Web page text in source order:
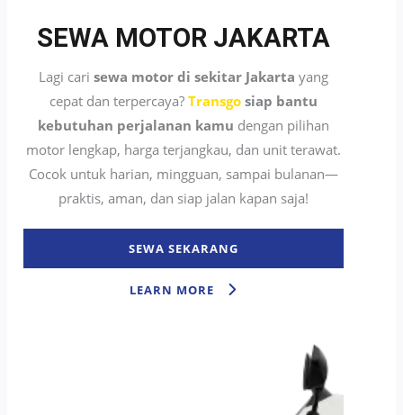
SEWA MOTOR JAKARTA
Lagi cari sewa motor di sekitar Jakarta yang
cepat dan terpercaya? Transgo siap bantu
kebutuhan perjalanan kamu dengan pilihan
motor lengkap, harga terjangkau, dan unit terawat.
Cocok untuk harian, mingguan, sampai bulanan—
praktis, aman, dan siap jalan kapan saja!
SEWA SEKARANG
LEARN MORE